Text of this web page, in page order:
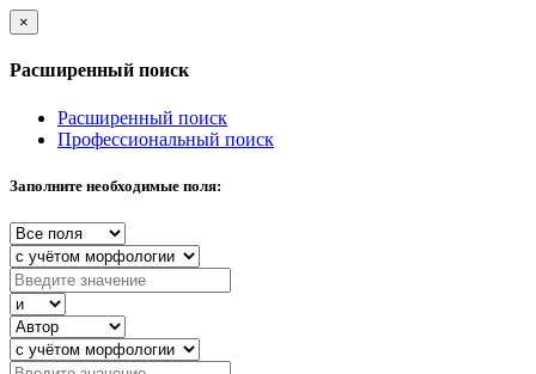
×
Расширенный поиск
Расширенный поиск
Профессиональный поиск
Заполните необходимые поля: